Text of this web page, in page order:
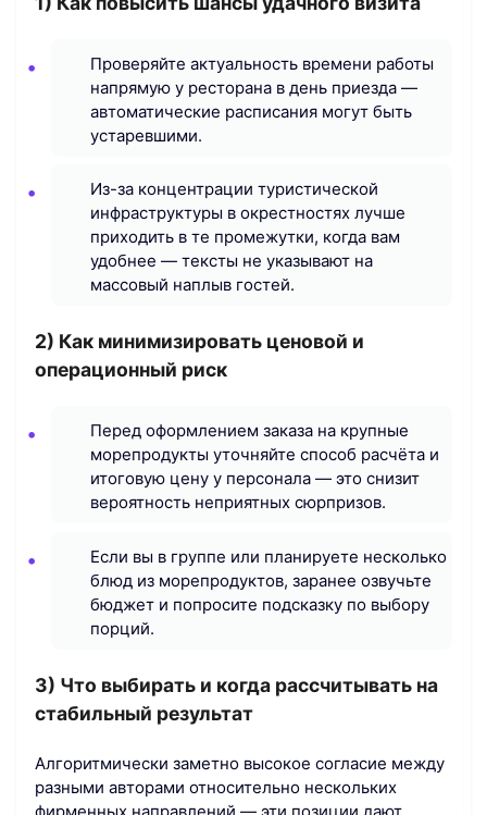
Проверяйте актуальность времени работы
напрямую у ресторана в день приезда —
автоматические расписания могут быть
устаревшими.
Из-за концентрации туристической
инфраструктуры в окрестностях лучше
приходить в те промежутки, когда вам
удобнее — тексты не указывают на
массовый наплыв гостей.
2) Как минимизировать ценовой и
операционный риск
Перед оформлением заказа на крупные
морепродукты уточняйте способ расчёта и
итоговую цену у персонала — это снизит
вероятность неприятных сюрпризов.
Если вы в группе или планируете несколько
блюд из морепродуктов, заранее озвучьте
бюджет и попросите подсказку по выбору
порций.
3) Что выбирать и когда рассчитывать на
стабильный результат
Алгоритмически заметно высокое согласие между
разными авторами относительно нескольких